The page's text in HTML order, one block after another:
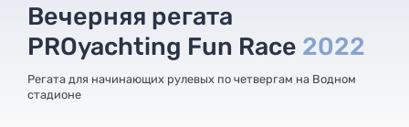
Вечерняя регата
PROyachting Fun Race 2022
Регата для начинающих рулевых по четвергам на Водном
стадионе